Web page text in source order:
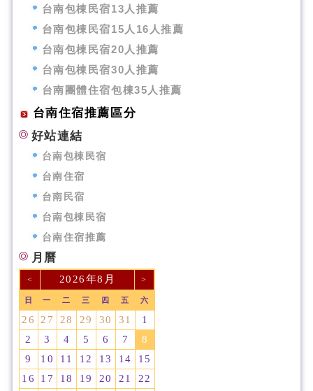
台南包棟民宿13人推薦
台南包棟民宿15人16人推薦
台南包棟民宿20人推薦
台南包棟民宿30人推薦
台南團體住宿包棟35人推薦
台南住宿推薦區分
好站連結
台南包棟民宿
台南住宿
台南民宿
台南包棟民宿
台南住宿推薦
月曆
< 2026年8月 >
日 一 二 三 四 五 六
26 27 28 29 30 31
1
2
3 4 5 6 7
8
9
10 11 12 13 14
15
16
17 18 19 20 21
22